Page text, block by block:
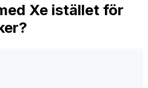
Xe istället för